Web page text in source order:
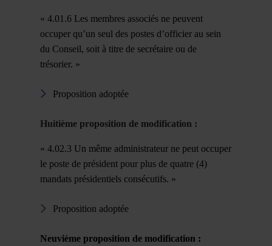
« 4.01.6 Les membres associés ne peuvent
occuper qu’un seul des postes d’officier au sein
du Conseil, soit à titre de secrétaire ou de
trésorier. »
Proposition adoptée
Huitième proposition de modification :
« 4.02.3 Un même administrateur ne peut occuper
le poste de président pour plus de quatre (4)
mandats présidentiels consécutifs. »
Proposition adoptée
Neuvième proposition de modification :